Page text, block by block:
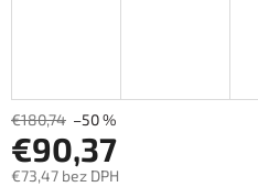
€180,74 –50 %
€90,37
€73,47 bez DPH